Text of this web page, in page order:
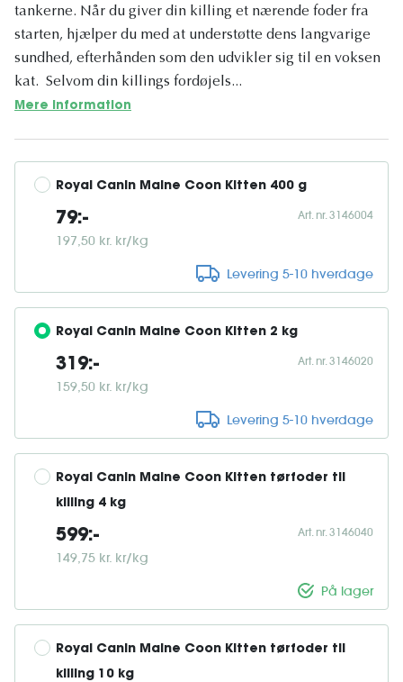
tankerne. Når du giver din killing et nærende foder fra
starten, hjælper du med at understøtte dens langvarige
sundhed, efterhånden som den udvikler sig til en voksen
kat. Selvom din killings fordøjels...
Mere information
Royal Canin Maine Coon Kitten 400 g
79:-
197,50 kr. kr/kg
Art. nr. 3146004
Levering 5-10 hverdage
Royal Canin Maine Coon Kitten 2 kg
319:-
159,50 kr. kr/kg
Art. nr. 3146020
Levering 5-10 hverdage
Royal Canin Maine Coon Kitten tørfoder til
killing 4 kg
599:-
149,75 kr. kr/kg
Art. nr. 3146040
På lager
Royal Canin Maine Coon Kitten tørfoder til
killing 10 kg